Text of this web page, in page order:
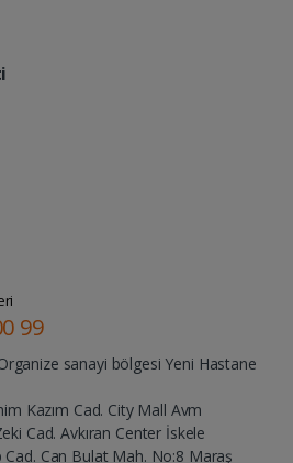
99
sanayi bölgesi Yeni Hastane
Kazım Cad. City Mall Avm
Cad. Avkıran Center İskele
Cad. Can Bulat Mah. No:8 Maraş